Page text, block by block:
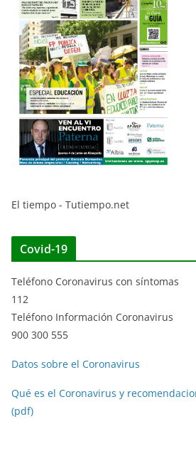
El tiempo - Tutiempo.net
Covid-19
Teléfono Coronavirus con síntomas
112
Teléfono Información Coronavirus
900 300 555
Datos sobre el Coronavirus
Qué es el Coronavirus y
(pdf)